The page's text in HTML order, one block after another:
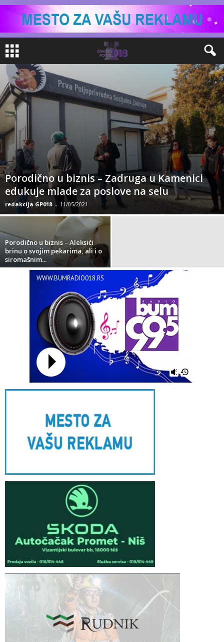
Porodično u biznis – Zadruga u Kamenici
edukuje mlade za poslove na selu
redakcija GP018 - 11/05/2021
Porodično u biznis – Aleksići
brinu o svojim pekarima, ali i o
siromašnim...
WWW.BUMRADIO018.RS